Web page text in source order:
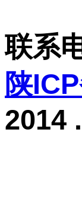
联系
陕
2014 .